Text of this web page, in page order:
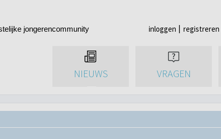
jongerencommunity inloggen registreren
NIEUWS VRAGEN